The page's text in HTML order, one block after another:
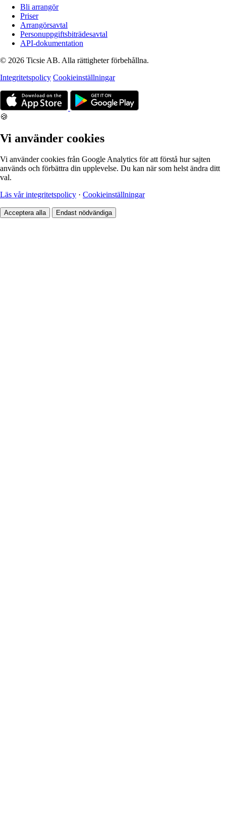
Bli arrangör
Priser
Arrangörsavtal
Personuppgiftsbiträdesavtal
API-dokumentation
© 2026 Ticsie AB. Alla rättigheter förbehållna.
Integritetspolicy Cookieinställningar
🍪
Vi använder cookies
Vi använder cookies från Google Analytics för att förstå hur sajten
används och förbättra din upplevelse. Du kan när som helst ändra ditt
val.
Läs vår integritetspolicy · Cookieinställningar
Acceptera alla Endast nödvändiga